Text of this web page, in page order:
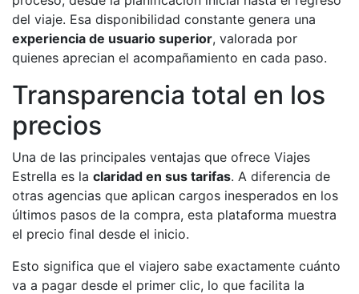
del viaje. Esa disponibilidad constante genera una
experiencia de usuario superior, valorada por
quienes aprecian el acompañamiento en cada paso.
Transparencia total en los
precios
Una de las principales ventajas que ofrece Viajes
Estrella es la claridad en sus tarifas. A diferencia de
otras agencias que aplican cargos inesperados en los
últimos pasos de la compra, esta plataforma muestra
el precio final desde el inicio.
Esto significa que el viajero sabe exactamente cuánto
va a pagar desde el primer clic, lo que facilita la